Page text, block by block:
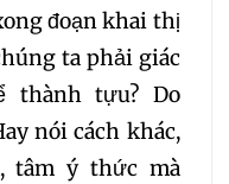
đoạn khai thị
ta phải giác
thành tựu? Do
nói cách khác,
tâm ý thức mà